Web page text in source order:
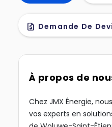
request_quote Demande De
À propos de
Chez JMX Énergie,
vos experts en